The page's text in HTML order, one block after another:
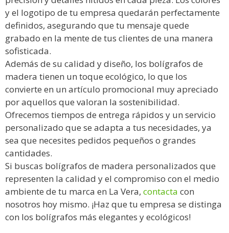
y el logotipo de tu empresa quedarán perfectamente
definidos, asegurando que tu mensaje quede
grabado en la mente de tus clientes de una manera
sofisticada.
Además de su calidad y diseño, los bolígrafos de
madera tienen un toque ecológico, lo que los
convierte en un artículo promocional muy apreciado
por aquellos que valoran la sostenibilidad.
Ofrecemos tiempos de entrega rápidos y un servicio
personalizado que se adapta a tus necesidades, ya
sea que necesites pedidos pequeños o grandes
cantidades.
Si buscas bolígrafos de madera personalizados que
representen la calidad y el compromiso con el medio
ambiente de tu marca en La Vera, contacta con
nosotros hoy mismo. ¡Haz que tu empresa se distinga
con los bolígrafos más elegantes y ecológicos!